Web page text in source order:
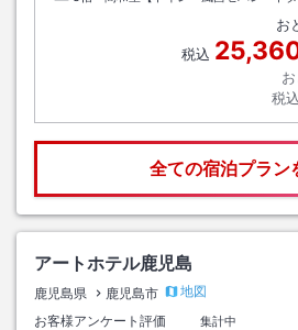
お
税込
税込
全ての宿泊プラン
アートホテル鹿児島
鹿児島県 鹿児島市
地図
お客様アンケート評価
集計中